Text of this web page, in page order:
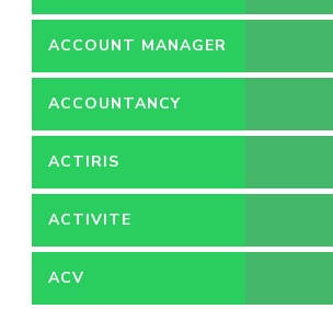
ACCOUNT MANAGER
ACCOUNTANCY
ACTIRIS
ACTIVITE
ACV